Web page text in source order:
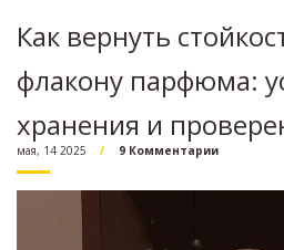
Как вернуть
флакону парфюма:
хранения и
мая, 14 2025 9 Комментарии